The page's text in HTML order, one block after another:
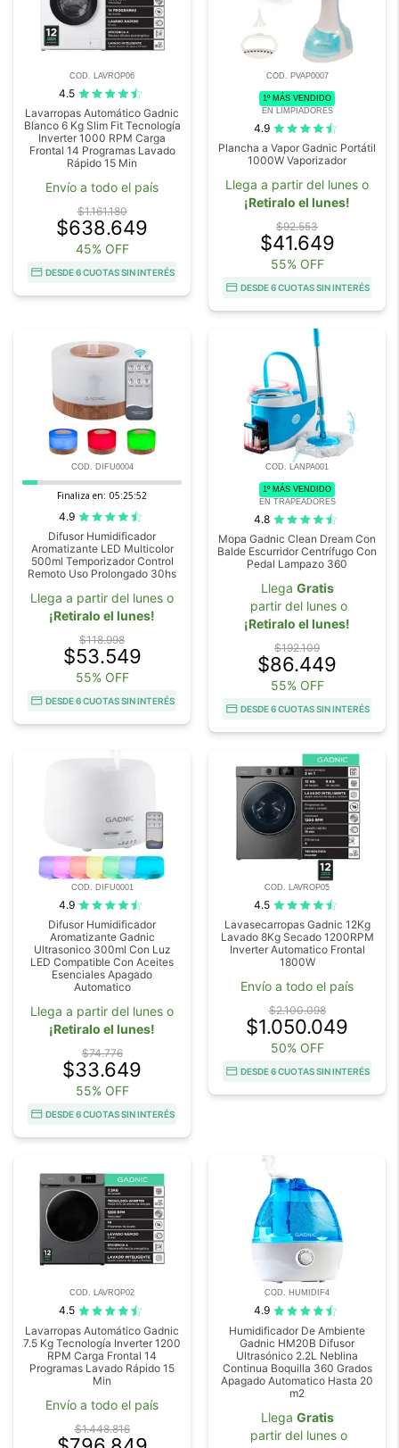
COD. LAVROP06
4.5
Lavarropas Automático Gadnic
Blanco 6 Kg Slim Fit Tecnología
Inverter 1000 RPM Carga
Frontal 14 Programas Lavado
Rápido 15 Min
Envío a todo el país
$1.161.180
$638.649
45% OFF
DESDE 6 CUOTAS SIN INTERÉS
COD. PVAP0007
1º MÁS VENDIDO
EN LIMPIADORES
4.9
Plancha a Vapor Gadnic Portátil
1000W Vaporizador
Llega a partir del lunes o
¡Retiralo el lunes!
$92.553
$41.649
55% OFF
DESDE 6 CUOTAS SIN INTERÉS
COD. DIFU0004
Finaliza en: 05:25:51
4.9
Difusor Humidificador
Aromatizante LED Multicolor
500ml Temporizador Control
Remoto Uso Prolongado 30hs
Llega a partir del lunes o
¡Retiralo el lunes!
$118.998
$53.549
55% OFF
DESDE 6 CUOTAS SIN INTERÉS
COD. LANPA001
1º MÁS VENDIDO
EN TRAPEADORES
4.8
Mopa Gadnic Clean Dream Con
Balde Escurridor Centrífugo Con
Pedal Lampazo 360
Llega Gratis
partir del lunes o
¡Retiralo el lunes!
$192.109
$86.449
55% OFF
DESDE 6 CUOTAS SIN INTERÉS
COD. DIFU0001
4.9
Difusor Humidificador
Aromatizante Gadnic
Ultrasonico 300ml Con Luz
LED Compatible Con Aceites
Esenciales Apagado
Automatico
Llega a partir del lunes o
¡Retiralo el lunes!
$74.776
$33.649
55% OFF
DESDE 6 CUOTAS SIN INTERÉS
COD. LAVROP05
4.5
Lavasecarropas Gadnic 12Kg
Lavado 8Kg Secado 1200RPM
Inverter Automatico Frontal
1800W
Envío a todo el país
$2.100.098
$1.050.049
50% OFF
DESDE 6 CUOTAS SIN INTERÉS
COD. LAVROP02
4.5
Lavarropas Automático Gadnic
7.5 Kg Tecnología Inverter 1200
RPM Carga Frontal 14
Programas Lavado Rápido 15
Min
Envío a todo el país
$1.448.816
COD. HUMIDIF4
4.9
Humidificador De Ambiente
Gadnic HM20B Difusor
Ultrasónico 2.2L Neblina
Continua Boquilla 360 Grados
Apagado Automatico Hasta 20
m2
Llega Gratis
partir del lunes o